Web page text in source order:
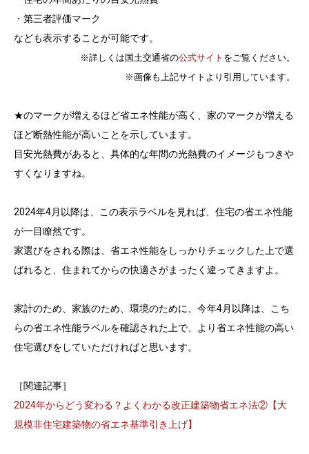
・第三者評価マーク
なども表示することが可能です。
※詳しくは国土交通省の公式サイト をご覧ください。
※画像も上記サイトより引用しています。
★のマークが増えるほど省エネ性能が高く、家のマークが増える
ほど断熱性能が高いことを示しています。
目安光熱費があると、具体的な年間の光熱費のイメージもつきや
すくなりますね。
2024年4月以降は、この表示ラベルを見れば、住宅の省エネ性能
が一目瞭然です。
家選びをされる際は、省エネ性能をしっかりチェックした上で選
ばれると、住まれてからの快適さがまったく違ってきますよ。
家計のため、家族のため、環境のために、今年4月以降は、こち
らの省エネ性能ラベルを確認された上で、より省エネ性能の高い
住宅選びをしていただければと思います。
［関連記事］
2024年からどう変わる？よくわかる改正建築物省エネ法②【大
規模非住宅建築物の省エネ基準引き上げ】